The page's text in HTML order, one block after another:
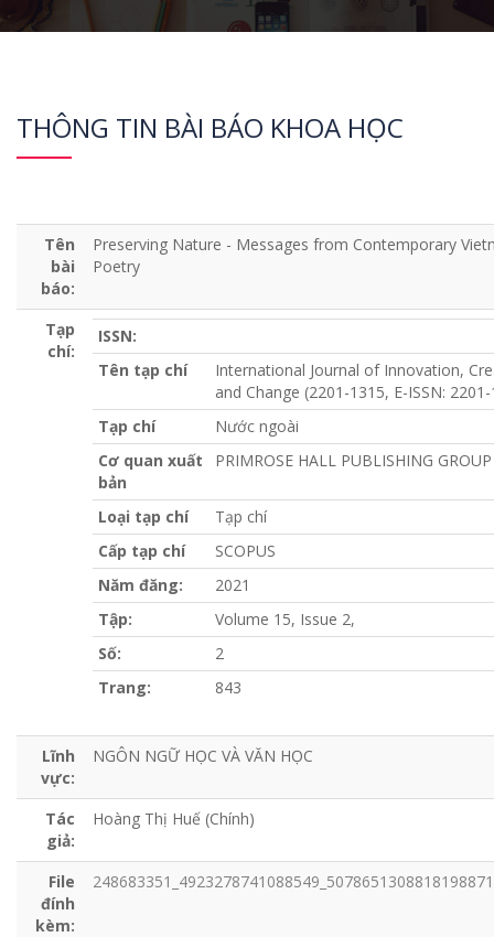
THÔNG TIN BÀI BÁO KHOA HỌC
Tên
bài
báo:
Preserving Nature - Messages from Contemporary
Poetry
Tạp
chí:
ISSN:
Tên tạp chí
International Journal of Innovation,
and Change (2201-1315, E-ISSN:
Tạp chí
Nước ngoài
Cơ quan xuất
bản
PRIMROSE HALL PUBLISHING GROUP
Loại tạp chí
Tạp chí
Cấp tạp chí
SCOPUS
Năm đăng:
2021
Tập:
Volume 15, Issue 2,
Số:
2
Trang:
843
Lĩnh
vực:
NGÔN NGỮ HỌC VÀ VĂN HỌC
Tác
giả:
Hoàng Thị Huế (Chính)
File
đính
kèm: